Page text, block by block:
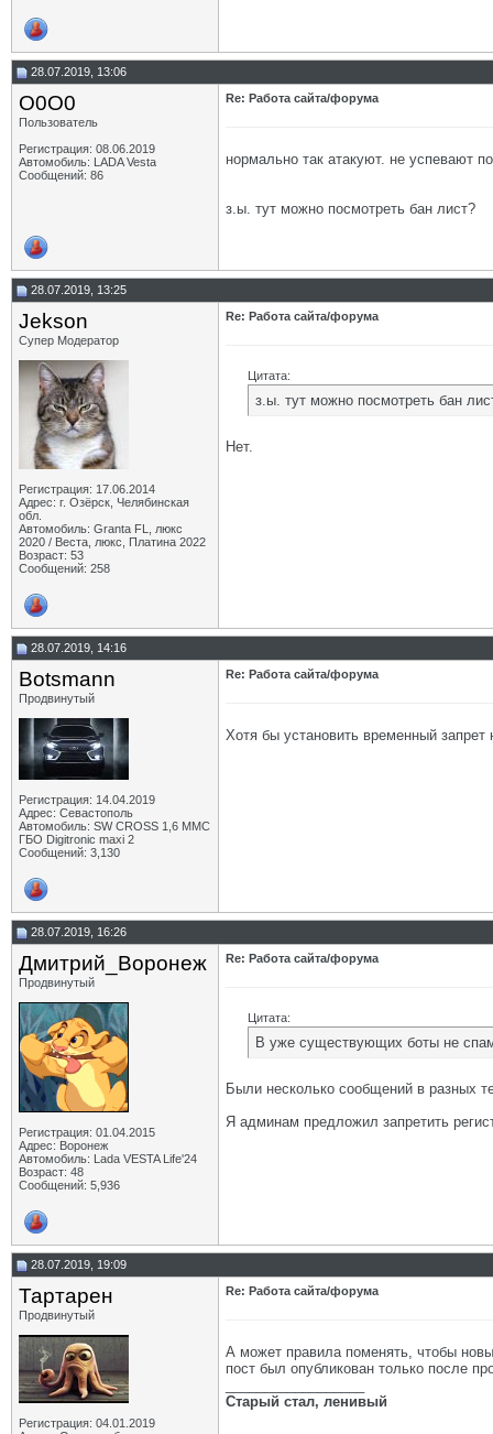
28.07.2019, 13:06
O0O0
Пользователь
Регистрация: 08.06.2019
Автомобиль: LADA Vesta
Сообщений: 86
Re: Работа сайта/форума
нормально так атакуют. не успевают
з.ы. тут можно посмотреть бан лист?
28.07.2019, 13:25
Jekson
Супер Модератор
Регистрация: 17.06.2014
Адрес: г. Озёрск, Челябинская
обл.
Автомобиль: Granta FL, люкс
2020 / Веста, люкс, Платина 2022
Возраст: 53
Сообщений: 258
Re: Работа сайта/форума
Цитата:
з.ы. тут можно посмотреть бан
Нет.
28.07.2019, 14:16
Botsmann
Продвинутый
Регистрация: 14.04.2019
Адрес: Севастополь
Автомобиль: SW CROSS 1,6 ММС
ГБО Digitronic maxi 2
Сообщений: 3,130
Re: Работа сайта/форума
Хотя бы установить временный
28.07.2019, 16:26
Дмитрий_Воронеж
Продвинутый
Регистрация: 01.04.2015
Адрес: Воронеж
Автомобиль: Lada VESTA Life'24
Возраст: 48
Сообщений: 5,936
Re: Работа сайта/форума
Цитата:
В уже существующих боты не
Были несколько сообщений в разных
Я админам предложил запретить
28.07.2019, 19:09
Тартарен
Продвинутый
Регистрация: 04.01.2019
Re: Работа сайта/форума
А может правила поменять, чтобы
пост был опубликован только после
Старый стал, ленивый